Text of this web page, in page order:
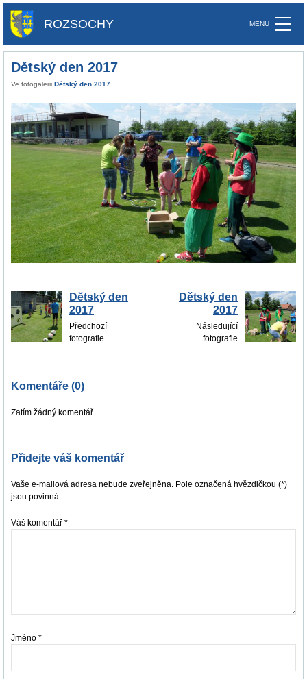
ROZSOCHY
Dětský den 2017
Ve fotogalerii Dětský den 2017
Dětský den
2017
Předchozí
fotografie
Dětský den
2017
Následující
fotografie
Komentáře (0)
Zatím žádný komentář.
Přidejte váš komentář
Vaše e-mailová adresa nebude zveřejněna. Pole označená hvězdičkou (*)
jsou povinná.
Váš komentář *
Jméno *